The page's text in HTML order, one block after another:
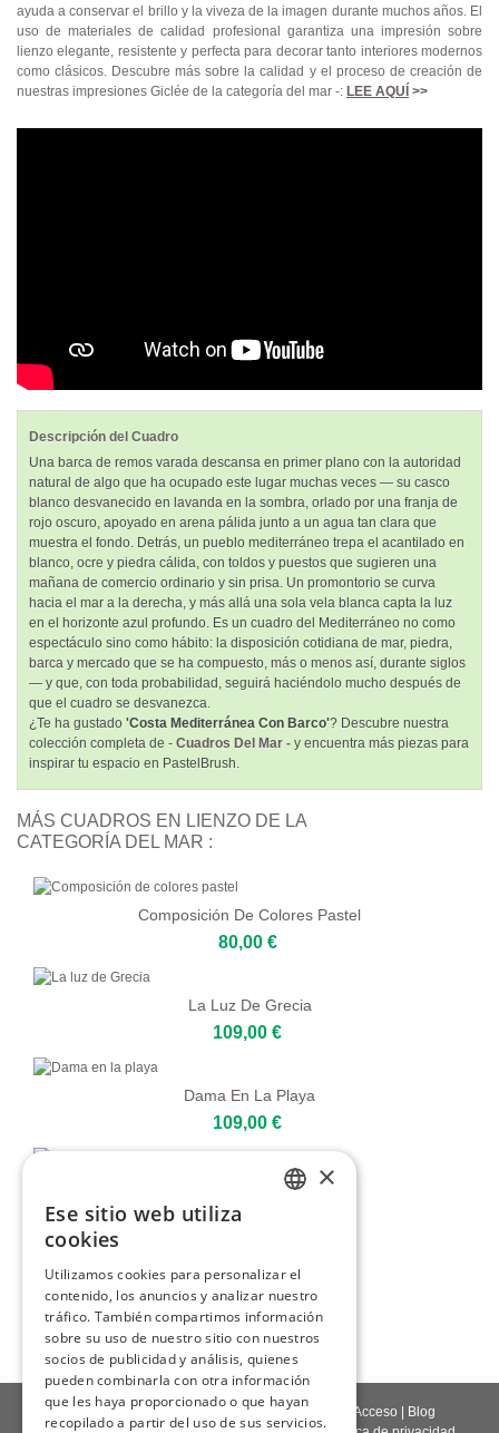
ayuda a conservar el brillo y la viveza de la imagen durante muchos años. El
uso de materiales de calidad profesional garantiza una impresión sobre
lienzo elegante, resistente y perfecta para decorar tanto interiores modernos
como clásicos. Descubre más sobre la calidad y el proceso de creación de
nuestras impresiones Giclée de la categoría del mar -: LEE AQUÍ >>
Descripción del Cuadro
Una barca de remos varada descansa en primer plano con la autoridad
natural de algo que ha ocupado este lugar muchas veces — su casco
blanco desvanecido en lavanda en la sombra, orlado por una franja de
rojo oscuro, apoyado en arena pálida junto a un agua tan clara que
muestra el fondo. Detrás, un pueblo mediterráneo trepa el acantilado en
blanco, ocre y piedra cálida, con toldos y puestos que sugieren una
mañana de comercio ordinario y sin prisa. Un promontorio se curva
hacia el mar a la derecha, y más allá una sola vela blanca capta la luz
en el horizonte azul profundo. Es un cuadro del Mediterráneo no como
espectáculo sino como hábito: la disposición cotidiana de mar, piedra,
barca y mercado que se ha compuesto, más o menos así, durante siglos
— y que, con toda probabilidad, seguirá haciéndolo mucho después de
que el cuadro se desvanezca.
¿Te ha gustado 'Costa Mediterránea Con Barco'? Descubre nuestra
colección completa de - Cuadros Del Mar - y encuentra más piezas para
inspirar tu espacio en PastelBrush.
MÁS CUADROS EN LIENZO DE LA
CATEGORÍA DEL MAR :
Composición De Colores Pastel
80,00 €
La Luz De Grecia
109,00 €
Dama En La Playa
109,00 €
Niña Y El Mar
109,00 €
Atardecer Pastel Sobre El Mar
109,00 €
Contáctenos Quienes somos | Calidad giclée Acceso
Blog
GERMAN
FRENCH
SPANISH
×
Ese sitio web utiliza
cookies
Utilizamos cookies para personalizar el
contenido, los anuncios y analizar nuestro
tráfico. También compartimos información
sobre su uso de nuestro sitio con nuestros
socios de publicidad y análisis, quienes
pueden combinarla con otra información
que les haya proporcionado o que hayan
recopilado a partir del uso de sus servicios.